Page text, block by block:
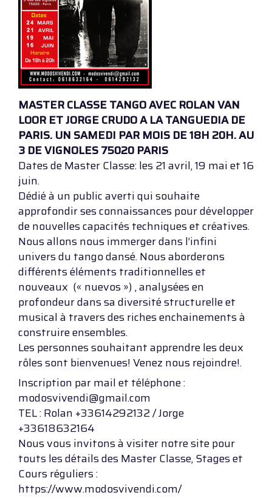
MASTER CLASSE TANGO AVEC ROLAN VAN
LOOR ET JORGE CRUDO A LA TANGUEDIA DE
PARIS. UN SAMEDI PAR MOIS DE 18H 20H. AU
3 DE VIGNOLES 75020 PARIS
Dates de Master Classe: les 21 avril, 19 mai et 16
juin.
Dédié à un public averti qui souhaite
approfondir ses connaissances pour développer
de nouvelles capacités techniques et créatives.
Nous allons nous immerger dans l’infini
univers du tango dansé. Nous aborderons
différents éléments traditionnelles et
nouveaux (« nuevos ») , analysées en
profondeur dans sa diversité structurelle et
musical à travers des riches enchainements à
construire ensembles.
Les personnes souhaitant apprendre les deux
rôles sont bienvenues! Venez nous rejoindre!.
Inscription par mail et téléphone :
modosvivendi@gmail.com
TEL : Rolan +33614292132 / Jorge
+33618632164
Nous vous invitons à visiter notre site pour
touts les détails des Master Classe, Stages et
Cours réguliers :
https://www.modosvivendi.com/